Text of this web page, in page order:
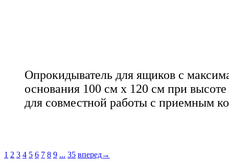
Опрокидыватель для ящиков с
основания 100 см x 120 см при
для совместной работы с приемным
1 2 3 4 5 6 7 8 9 ... 35 вперед→